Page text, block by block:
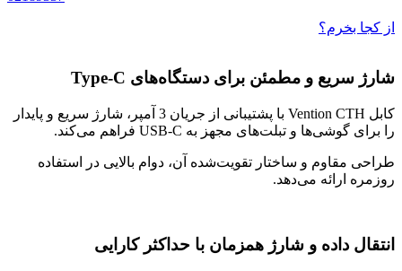
از کجا بخرم؟
شارژ سریع و مطمئن برای دستگاه‌های Type-C
کابل Vention CTH با پشتیبانی از جریان 3 آمپر، شارژ سریع و پایدار
را برای گوشی‌ها و تبلت‌های مجهز به USB-C فراهم می‌کند.
طراحی مقاوم و ساختار تقویت‌شده آن، دوام بالایی در استفاده
روزمره ارائه می‌دهد.
انتقال داده و شارژ همزمان با حداکثر کارایی